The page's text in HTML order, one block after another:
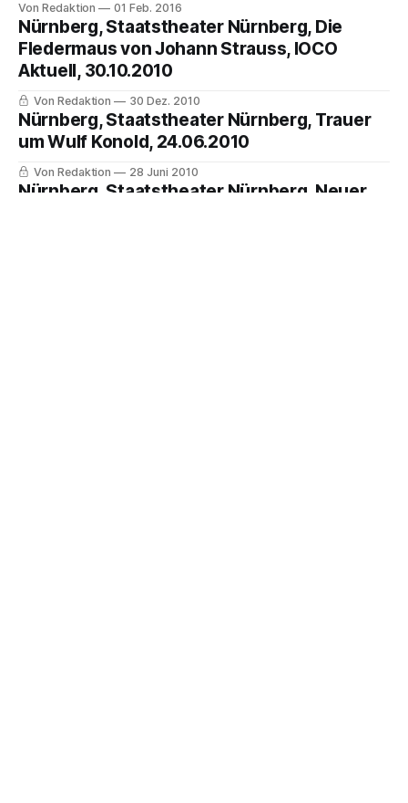
Ensemblemitglieder des Staatstheater Nürnberg Pius Maria
Cüppers und Jochen Kupfer mit den Ehrentiteln des
Bayerischen Kammerschauspielers bzw. des Bayerischen
Kammersängers für besondere Verdienste auszuzeichnen.
Von Redaktion 01 Feb. 2016
Nürnberg, Staatstheater Nürnberg, Die
Fledermaus von Johann Strauss, IOCO
Aktuell, 30.10.2010
Von Redaktion 30 Dez. 2010
Nürnberg, Staatstheater Nürnberg, Trauer
um Wulf Konold, 24.06.2010
Von Redaktion 28 Juni 2010
Nürnberg, Staatstheater Nürnberg, Neuer